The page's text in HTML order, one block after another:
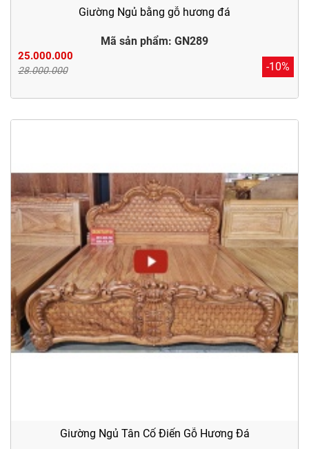
Giường Ngủ bằng gỗ hương đá
Mã sản phẩm: GN289
25.000.000
28.000.000 -10%
Giường Ngủ Tân Cổ Điển Gỗ Hương Đá